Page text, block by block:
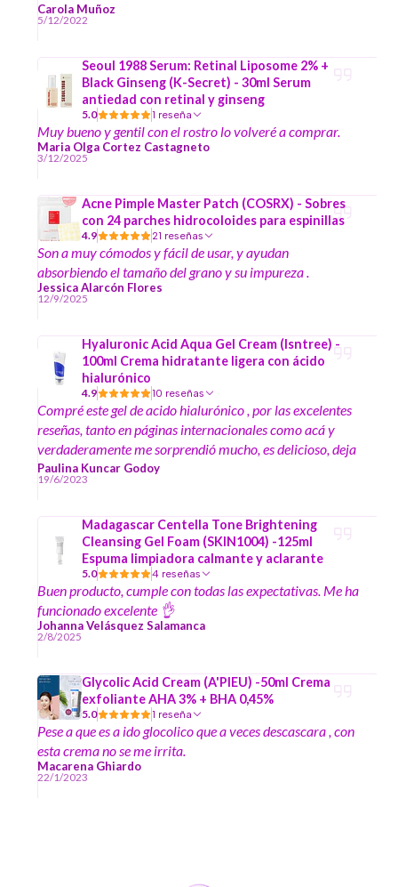
bloqueador encima. Solo le pongo cuatro estrellas porque
por el precio viene muy poco producto y la piel absorbe
Carola Muñoz
5/12/2022
Seoul 1988 Serum: Retinal Liposome 2% +
Black Ginseng (K-Secret) - 30ml Serum
antiedad con retinal y ginseng
5.0 1 reseña
Muy bueno y gentil con el rostro lo volveré a comprar.
Maria Olga Cortez Castagneto
3/12/2025
Acne Pimple Master Patch (COSRX) - Sobres
con 24 parches hidrocoloides para espinillas
4.9 21 reseñas
Son a muy cómodos y fácil de usar, y ayudan
absorbiendo el tamaño del grano y su impureza .
Jessica Alarcón Flores
12/9/2025
Hyaluronic Acid Aqua Gel Cream (Isntree) -
100ml Crema hidratante ligera con ácido
hialurónico
4.9 10 reseñas
Compré este gel de acido hialurónico , por las excelentes
reseñas, tanto en páginas internacionales como acá y
verdaderamente me sorprendió mucho, es delicioso, deja
la piel, wow, con un glow, con un brillo tan sano, tan
hermoso que claramente me tiene muy contenta, como es
encantó también.
Paulina Kuncar Godoy
19/6/2023
Madagascar Centella Tone Brightening
Cleansing Gel Foam (SKIN1004) -125ml
Espuma limpiadora calmante y aclarante
5.0 4 reseñas
Buen producto, cumple con todas las expectativas. Me ha
funcionado excelente 👌
Johanna Velásquez Salamanca
2/8/2025
Glycolic Acid Cream (A'PIEU) -50ml Crema
exfoliante AHA 3% + BHA 0,45%
5.0 1 reseña
Pese a que es a ido glocolico que a veces descascara , con
esta crema no se me irrita.
Macarena Ghiardo
22/1/2023